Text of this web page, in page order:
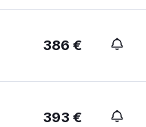
386 €
393 €